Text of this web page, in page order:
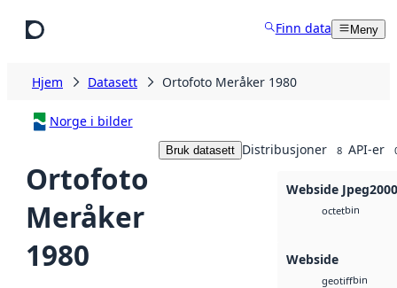
Finn data Meny
Hjem Datasett Ortofoto Meråker 1980
Norge i bilder
Ortofoto
Meråker
1980
Bruk datasett Distribusjoner 8 API-er
Webside Jpeg2000
octetbin
Webside
geotiffbin